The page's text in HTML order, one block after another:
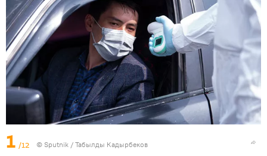
1 /12 © Sputnik / Табылды Кадырбеков